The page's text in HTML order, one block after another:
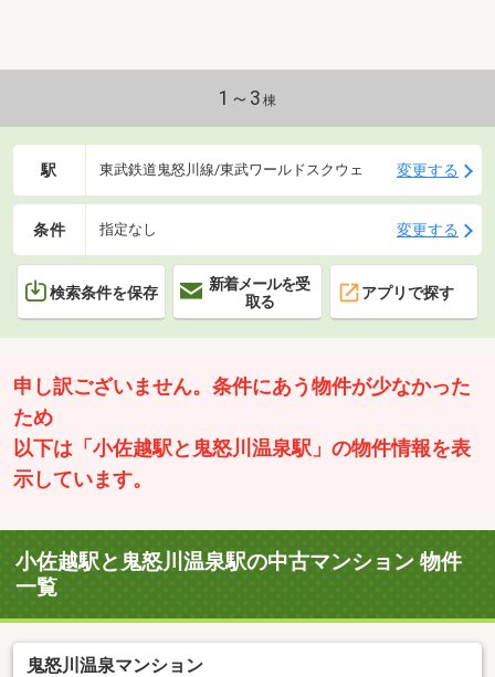
1～3 棟
駅 東武鉄道鬼怒川線/東武ワールドスクウェ 変更する
条件 指定なし 変更する
検索条件を保存
新着メールを受
取る
アプリで探す
申し訳ございません。条件にあう物件が少なかった
ため
以下は「小佐越駅と鬼怒川温泉駅」の物件情報を表
示しています。
小佐越駅と鬼怒川温泉駅の中古マンション 物件
一覧
鬼怒川温泉マンション